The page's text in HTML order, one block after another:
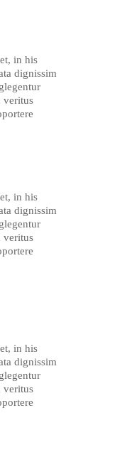
in his
dignissim
veritus
in his
dignissim
veritus
in his
dignissim
veritus